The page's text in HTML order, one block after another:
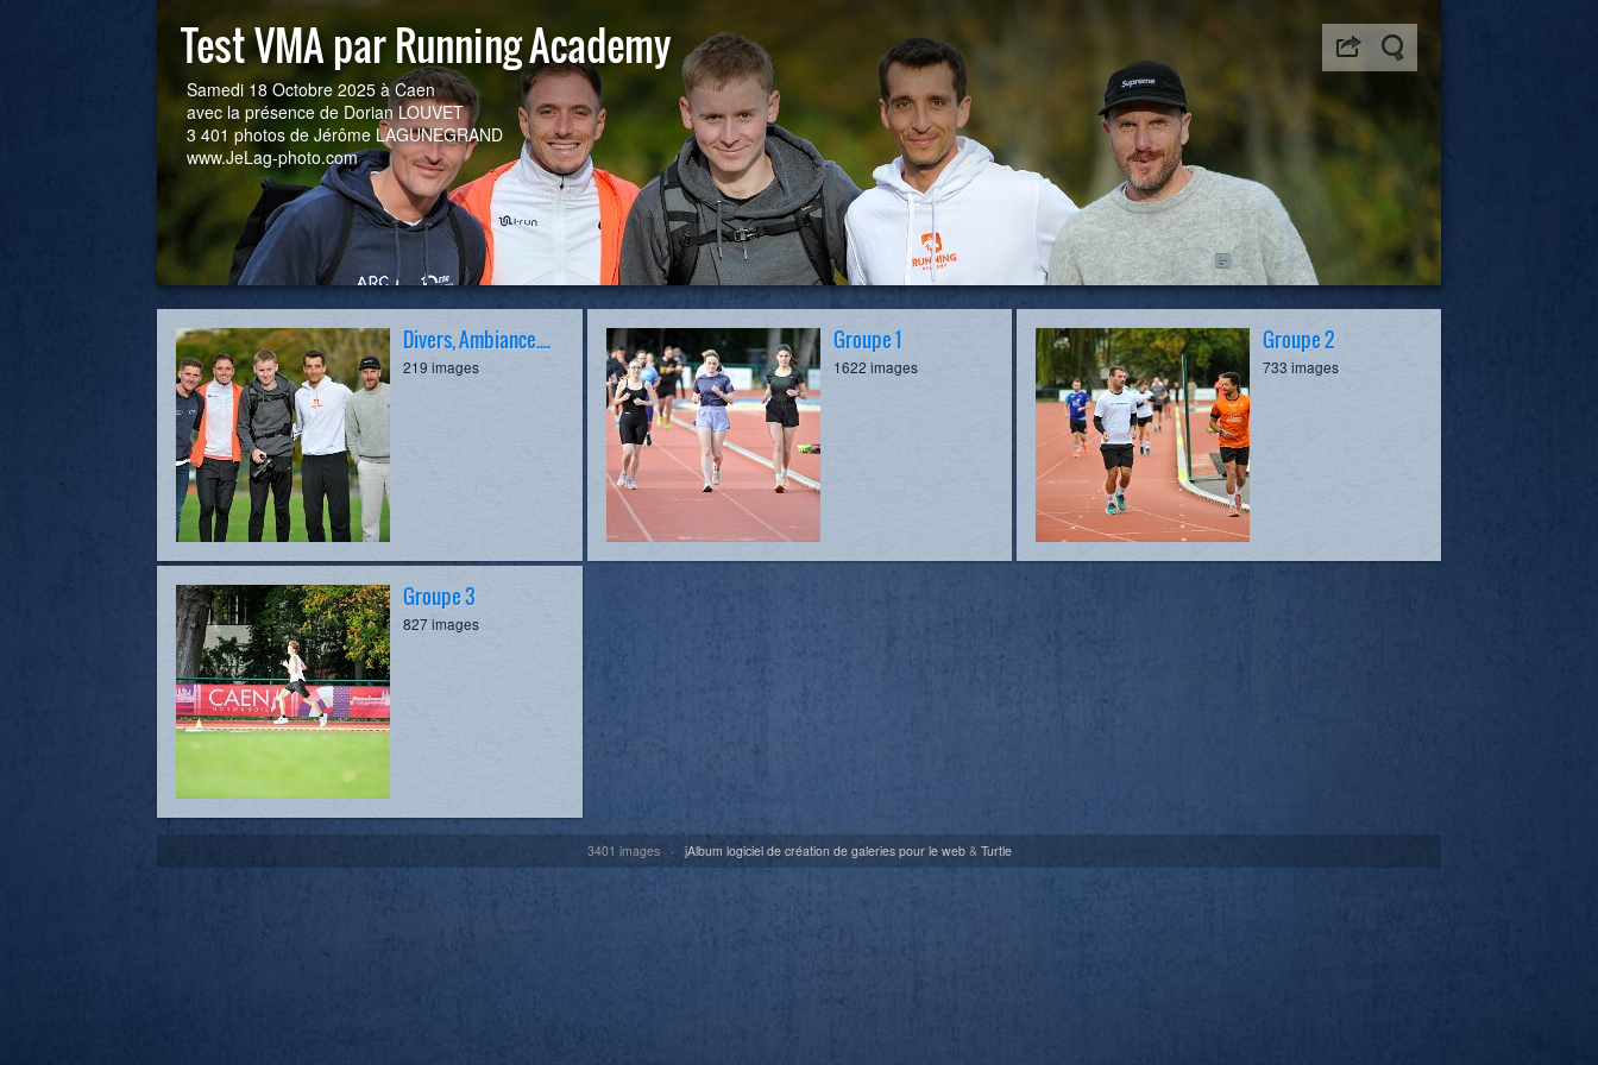
Test VMA par Running Academy
Samedi 18 Octobre 2025 à Caen
avec la présence de Dorian LOUVET
3 401 photos de Jérôme LAGUNEGRAND
www.JeLag-photo.com
Divers, Ambiance....
219 images
Groupe 1
1622 images
Groupe 2
733 images
Groupe 3
827 images
3401 images · jAlbum logiciel de création de galeries pour le web& Turtle